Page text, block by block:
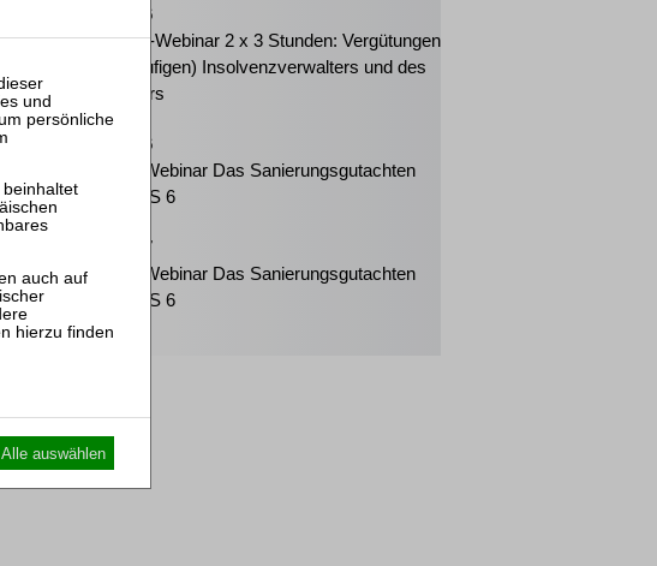
30.09.2026
Mitarbeiter-Webinar 2 x 3 Stunden: Vergütungen
des (vorläufigen) Insolvenzverwalters und des
Treuhänders
24.09.2026
Praktiker-Webinar Das Sanierungsgutachten
nach IDW S 6
09.03.2027
Praktiker-Webinar Das Sanierungsgutachten
nach IDW S 6
Alle auswählen